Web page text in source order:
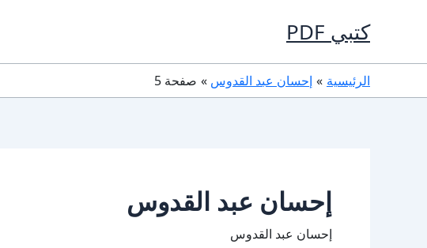
كتبي PDF
الرئيسية إحسان عبد القدوس صفحة 5
إحسان عبد القدوس
إحسان عبد القدوس